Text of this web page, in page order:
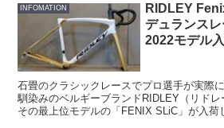
INFOMATION
RIDLEY
デュランス
2022モデル
石畳のクラシックレースでプロ選手が実際
馴染みのベルギーブランドRIDLEY（リドレ
その最上位モデルの「FENIX SLiC」が入荷